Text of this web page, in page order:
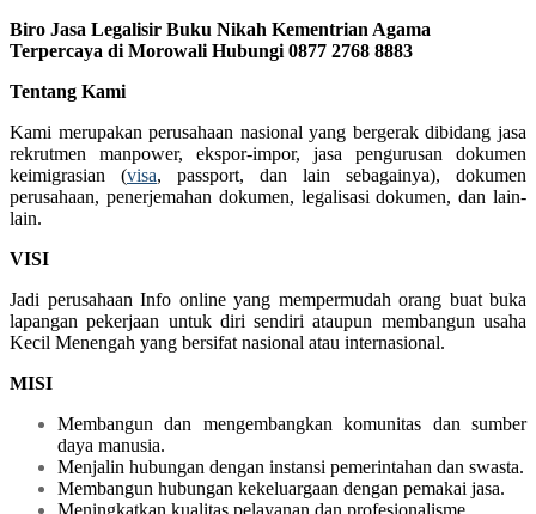
Biro Jasa Legalisir Buku Nikah Kementrian Agama
Terpercaya di Morowali Hubungi 0877 2768 8883
Tentang Kami
Kami merupakan perusahaan nasional yang bergerak dibidang jasa
rekrutmen manpower, ekspor-impor, jasa pengurusan dokumen
keimigrasian (visa, passport, dan lain sebagainya), dokumen
perusahaan, penerjemahan dokumen, legalisasi dokumen, dan lain-
lain.
VISI
Jadi perusahaan Info online yang mempermudah orang buat buka
lapangan pekerjaan untuk diri sendiri ataupun membangun usaha
Kecil Menengah yang bersifat nasional atau internasional.
MISI
Membangun dan mengembangkan komunitas dan sumber
daya manusia.
Menjalin hubungan dengan instansi pemerintahan dan swasta.
Membangun hubungan kekeluargaan dengan pemakai jasa.
Meningkatkan kualitas pelayanan dan profesionalisme.